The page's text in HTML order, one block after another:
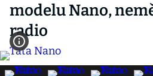
modelu Nano,
radio